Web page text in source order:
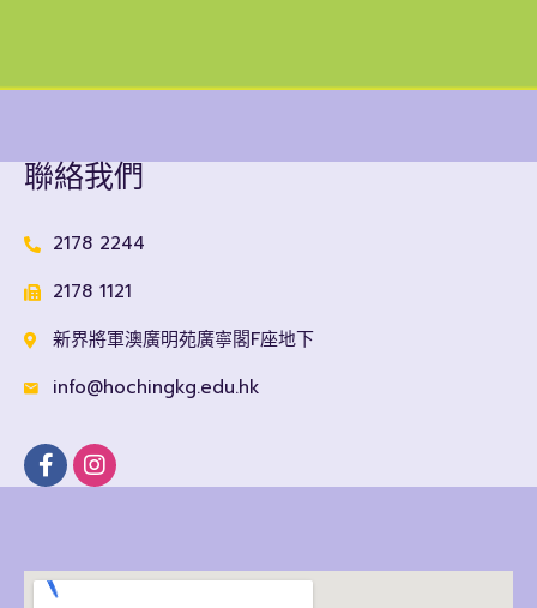
聯絡我們
2178 2244
2178 1121
新界將軍澳廣明苑廣寧閣F座地下
info@hochingkg.edu.hk